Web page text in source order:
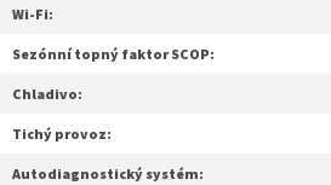
Wi-Fi:
Sezónní topný faktor SCOP:
Chladivo:
Tichý provoz:
Autodiagnostický systém: